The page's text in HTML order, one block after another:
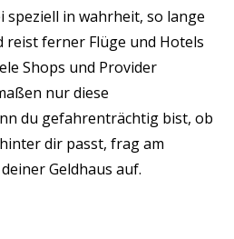
speziell in wahrheit, so lange
reist ferner Flüge und Hotels
Shops und Provider
nur diese
du gefahrenträchtig bist, ob
dir passt, frag am
Geldhaus auf.